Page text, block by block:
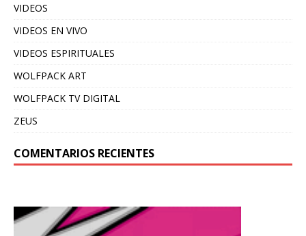
VIDEOS
VIDEOS EN VIVO
VIDEOS ESPIRITUALES
WOLFPACK ART
WOLFPACK TV DIGITAL
ZEUS
COMENTARIOS RECIENTES